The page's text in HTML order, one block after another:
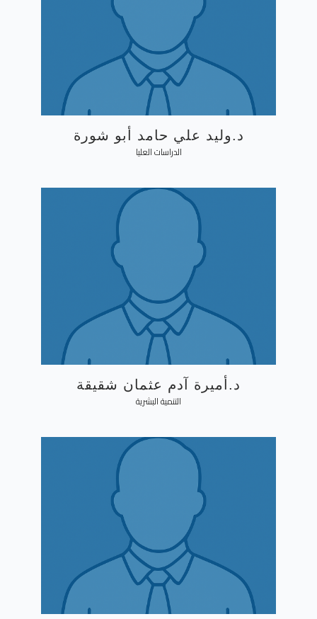
د.وليد علي حامد أبو شورة
الدراسات العليا
د.أميرة آدم عثمان شقيقة
التنمية البشرية